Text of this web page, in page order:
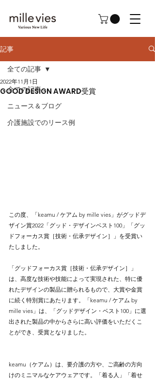
記事
全ての記事
ニュース＆ブログ
介護施設でのリース例
全ての記事
GOOD DESIGN AWARD受賞
2022年11月1日
この度、「keamu / ケアム by mille vies」がグッドデ
ザイン賞2022「グッド・デザインベスト100」「グッ
ドフォーカス賞［技術・伝承デザイン］」を受賞い
たしました。
「グッドフォーカス賞［技術・伝承デザイン］」
は、高度な技術や技能によって実現された、特に優
れたデザインの製品に贈られるもので、大賞や金賞
に続く特別賞にあたります。「keamu / ケアム by
mille vies」は、「グッドデザイン・ベスト100」に選
出された製品の中からさらに高い評価をいただくこ
とができ、受賞となりました。
keamu（ケアム）は、要介護の方や、ご高齢の方向
けのミニマルなケアウェアです。「着る人」「着せ